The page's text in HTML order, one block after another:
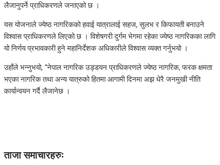
लैजानुपर्ने प्राधिकरणले जनाएको छ ।
यस योजनाले ज्येष्ठ नागरिकको हवाई यात्रालाई सहज, सुलभ र किफायती बनाउने
विश्वास प्राधिकरणले लिएको छ । विशेषगरी दुर्गम भेगमा रहेका ज्येष्ठ नागरिकका लागि
यो निर्णय प्रभावकारी हुने महानिर्देशक अधिकारीले विश्वास व्यक्त गर्नुभयो ।
उहाँले भन्नुभयो, “नेपाल नागरिक उड्डयन प्राधिकरणले ज्येष्ठ नागरिक, फरक क्षमता
भएका नागरिक तथा अन्य यात्रुको हितमा आगामी दिनमा अझ धेरै जनमुखी नीति
कार्यान्वयन गर्दै लैजानेछ ।
ताजा समाचारहरुः